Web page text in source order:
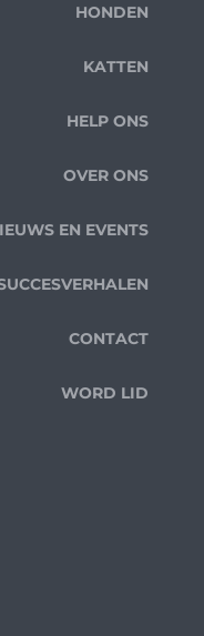
HONDEN
KATTEN
HELP ONS
OVER ONS
EN EVENTS
CONTACT
WORD LID